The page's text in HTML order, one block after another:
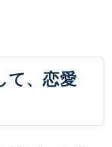
て、恋愛